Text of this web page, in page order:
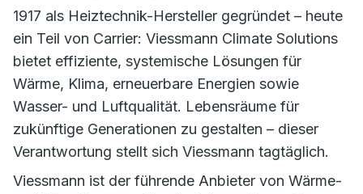
1917 als Heiztechnik-Hersteller gegründet – heute
ein Teil von Carrier: Viessmann Climate Solutions
bietet effiziente, systemische Lösungen für
Wärme, Klima, erneuerbare Energien sowie
Wasser- und Luftqualität. Lebensräume für
zukünftige Generationen zu gestalten – dieser
Verantwortung stellt sich Viessmann tagtäglich.
Viessmann ist der führende Anbieter von Wärme-